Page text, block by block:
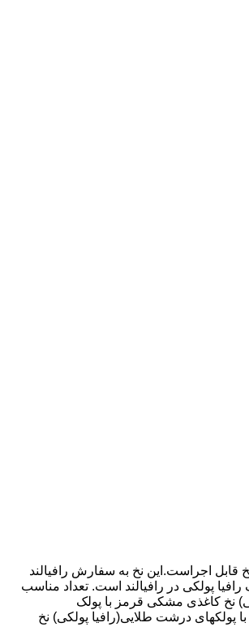
قابل اجراست.این نخ به سفارش رافیالند
پولکی در رافیالند است. تعداد مناسب
با پولک نقره ای(رافیاپولکی) نخ کاغذی مشکی قرمز با پولک
پولکهای درشت طلایی(رافیا پولکی) نخ